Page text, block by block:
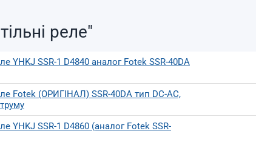
реле"
YHKJ SSR-1 D4840 аналог Fotek SSR-40DA
Fotek (ОРИГІНАЛ) SSR-40DA тип DC-AC,
YHKJ SSR-1 D4860 (аналог Fotek SSR-